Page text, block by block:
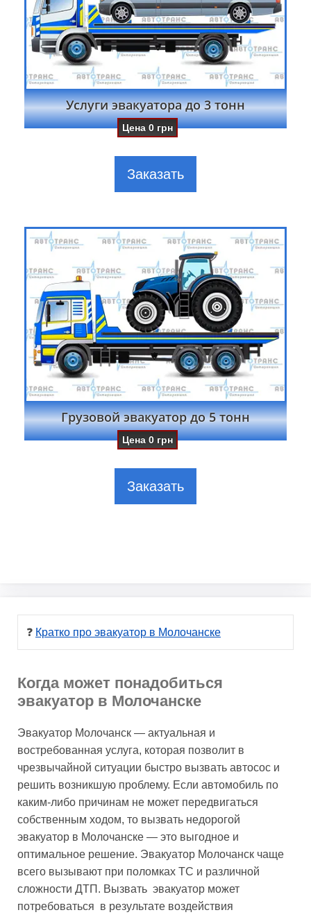
Услуги эвакуатора до 3 тонн
Цена0 грн
Заказать
Грузовой эвакуатор до 5 тонн
Цена0 грн
Заказать
❓ Кратко про эвакуатор в Молочанске
Когда может понадобиться
эвакуатор в Молочанске
Эвакуатор Молочанск — актуальная и
востребованная услуга, которая позволит в
чрезвычайной ситуации быстро вызвать автосос и
решить возникшую проблему. Если автомобиль по
каким-либо причинам не может передвигаться
собственным ходом, то вызвать недорогой
эвакуатор в Молочанске — это выгодное и
оптимальное решение. Эвакуатор Молочанск чаще
всего вызывают при поломках ТС и различной
сложности ДТП. Вызвать эвакуатор может
потребоваться в результате воздействия